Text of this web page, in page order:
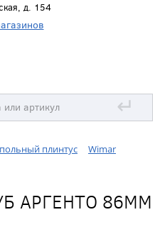
д. 154
↵
плинтус
Wimar
АРГЕНТО 86ММ